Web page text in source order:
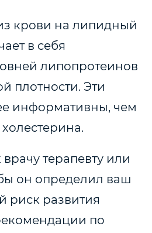
крови на липидный
в себя
липопротеинов
плотности. Эти
информативны, чем
терапевту или
он определил ваш
риск развития
по